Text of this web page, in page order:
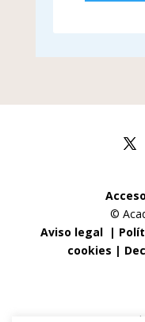
©
Aviso legal |
cookies |